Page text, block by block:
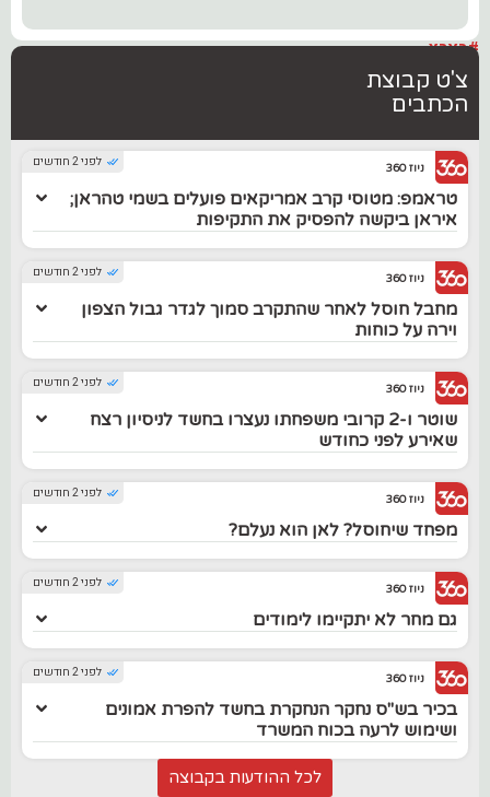
#בארץ
צ'ט קבוצת
הכתבים
לפני 2 חודשים ניוז 360
טראמפ: מטוסי קרב אמריקאים פועלים בשמי טהראן;
איראן ביקשה להפסיק את התקיפות
לפני 2 חודשים ניוז 360
מחבל חוסל לאחר שהתקרב סמוך לגדר גבול הצפון
וירה על כוחות
לפני 2 חודשים ניוז 360
שוטר ו-2 קרובי משפחתו נעצרו בחשד לניסיון רצח
שאירע לפני כחודש
לפני 2 חודשים ניוז 360
מפחד שיחוסל? לאן הוא נעלם?
לפני 2 חודשים ניוז 360
גם מחר לא יתקיימו לימודים
לפני 2 חודשים ניוז 360
בכיר בש"ס נחקר הנחקרת בחשד להפרת אמונים
ושימוש לרעה בכוח המשרד
לכל ההודעות בקבוצה